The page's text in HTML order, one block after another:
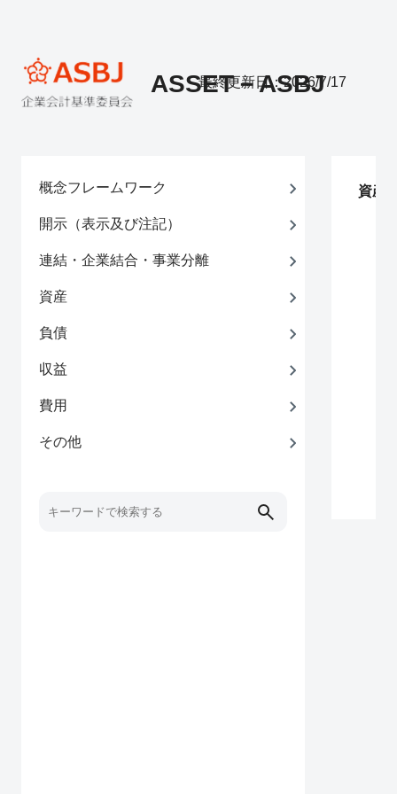
ASSET－ASBJ
最終更新日：2026/7/17
概念フレームワーク
開示（表示及び注記）
連結・企業結合・事業分離
資産
負債
収益
費用
その他
資産